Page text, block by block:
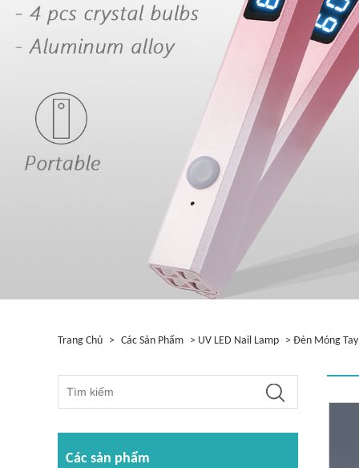
Trang Chủ > Các Sản Phẩm > UV LED Nail Lamp > Đèn Móng
Các sản phẩm